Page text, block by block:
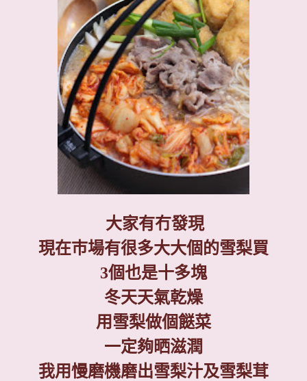
大家有冇發現
現在巿場有很多大大個的雪梨買
3個也是十多塊
冬天天氣乾燥
用雪梨做個餸菜
一定夠晒滋潤
我用慢磨機磨出雪梨汁及雪梨茸